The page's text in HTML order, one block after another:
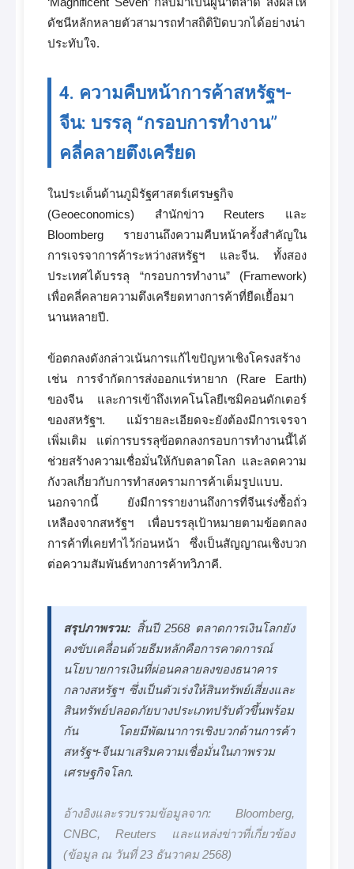
ดัชนีหลักหลายตัวสามารถทำสถิติปิดบวกได้อย่างน่า
ประทับใจ.
4. ความคืบหน้าการค้าสหรัฐฯ-
จีน: บรรลุ “กรอบการทำงาน”
คลี่คลายตึงเครียด
ในประเด็นด้านภูมิรัฐศาสตร์เศรษฐกิจ
(Geoeconomics) สำนักข่าว Reuters และ
Bloomberg รายงานถึงความคืบหน้าครั้งสำคัญใน
การเจรจาการค้าระหว่างสหรัฐฯ และจีน. ทั้งสอง
ประเทศได้บรรลุ “กรอบการทำงาน” (Framework)
เพื่อคลี่คลายความตึงเครียดทางการค้าที่ยืดเยื้อมา
นานหลายปี.
ข้อตกลงดังกล่าวเน้นการแก้ไขปัญหาเชิงโครงสร้าง
เช่น การจำกัดการส่งออกแร่หายาก (Rare Earth)
ของจีน และการเข้าถึงเทคโนโลยีเซมิคอนดักเตอร์
ของสหรัฐฯ. แม้รายละเอียดจะยังต้องมีการเจรจา
เพิ่มเติม แต่การบรรลุข้อตกลงกรอบการทำงานนี้ได้
ช่วยสร้างความเชื่อมั่นให้กับตลาดโลก และลดความ
กังวลเกี่ยวกับการทำสงครามการค้าเต็มรูปแบบ.
นอกจากนี้ ยังมีการรายงานถึงการที่จีนเร่งซื้อถั่ว
เหลืองจากสหรัฐฯ เพื่อบรรลุเป้าหมายตามข้อตกลง
การค้าที่เคยทำไว้ก่อนหน้า ซึ่งเป็นสัญญาณเชิงบวก
ต่อความสัมพันธ์ทางการค้าทวิภาคี.
สรุปภาพรวม: สิ้นปี 2568 ตลาดการเงินโลกยัง
คงขับเคลื่อนด้วยธีมหลักคือการคาดการณ์
นโยบายการเงินที่ผ่อนคลายลงของธนาคาร
กลางสหรัฐฯ ซึ่งเป็นตัวเร่งให้สินทรัพย์เสี่ยงและ
สินทรัพย์ปลอดภัยบางประเภทปรับตัวขึ้นพร้อม
กัน โดยมีพัฒนาการเชิงบวกด้านการค้า
สหรัฐฯ-จีนมาเสริมความเชื่อมั่นในภาพรวม
เศรษฐกิจโลก.
อ้างอิงและรวบรวมข้อมูลจาก: Bloomberg,
CNBC, Reuters และแหล่งข่าวที่เกี่ยวข้อง
(ข้อมูล ณ วันที่ 23 ธันวาคม 2568)